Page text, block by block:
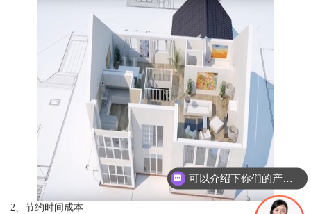
2、节约时间成本
可以介绍下你们的产品么？